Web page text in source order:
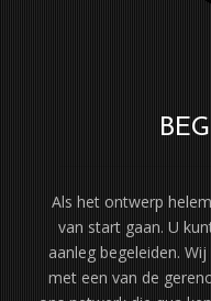
Als het ontwerp
van start gaan. U
aanleg begeleiden.
met een van de